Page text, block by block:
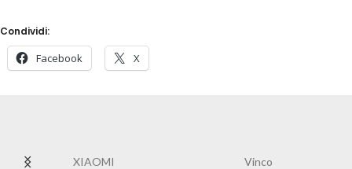
Condividi:
Facebook X
XIAOMI Vinco